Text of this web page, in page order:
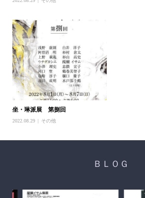
坐・琳派展 第捌回
2022.08.29 その他
ＢＬＯＧ